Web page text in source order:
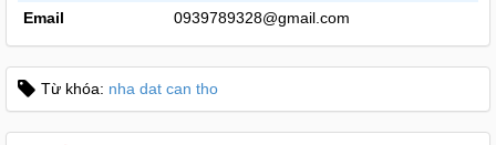
Email
0939789328@gmail.com
Từ khóa: nha dat can tho